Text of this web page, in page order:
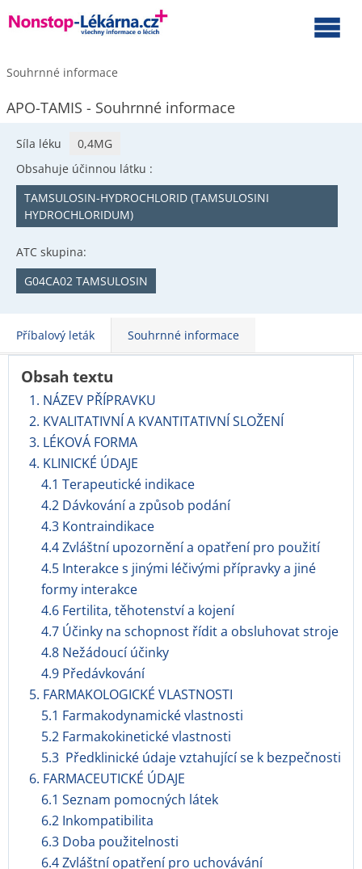
Souhrnné informace
APO-TAMIS - Souhrnné informace
Síla léku
0,4MG
Obsahuje účinnou látku :
TAMSULOSIN-HYDROCHLORID (TAMSULOSINI
HYDROCHLORIDUM)
ATC skupina:
G04CA02 TAMSULOSIN
Příbalový leták Souhrnné informace
Obsah textu
1. NÁZEV PŘÍPRAVKU
2. KVALITATIVNÍ A KVANTITATIVNÍ SLOŽENÍ
3. LÉKOVÁ FORMA
4. KLINICKÉ ÚDAJE
4.1 Terapeutické indikace
4.2 Dávkování a způsob podání
4.3 Kontraindikace
4.4 Zvláštní upozornění a opatření pro použití
4.5 Interakce s jinými léčivými přípravky a jiné
formy interakce
4.6 Fertilita, těhotenství a kojení
4.7 Účinky na schopnost řídit a obsluhovat stroje
4.8 Nežádoucí účinky
4.9 Předávkování
5. FARMAKOLOGICKÉ VLASTNOSTI
5.1 Farmakodynamické vlastnosti
5.2 Farmakokinetické vlastnosti
5.3 Předklinické údaje vztahující se k bezpečnosti
6. FARMACEUTICKÉ ÚDAJE
6.1 Seznam pomocných látek
6.2 Inkompatibilita
6.3 Doba použitelnosti
6.4 Zvláštní opatření pro uchovávání